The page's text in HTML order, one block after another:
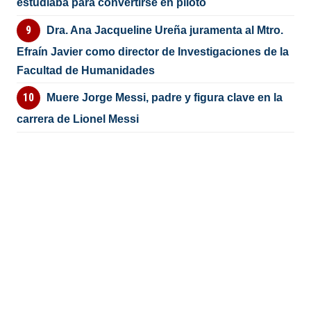
estudiaba para convertirse en piloto
Dra. Ana Jacqueline Ureña juramenta al Mtro.
Efraín Javier como director de Investigaciones de la
Facultad de Humanidades
Muere Jorge Messi, padre y figura clave en la
carrera de Lionel Messi